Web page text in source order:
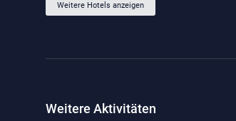
Weitere Hotels anzeigen
Weitere Aktivitäten